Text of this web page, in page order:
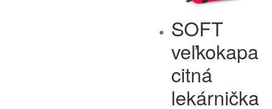
SOFT
veľkokapa
citná
lekárnička